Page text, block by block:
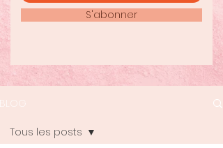
S'abonner
BLOG
Tous les posts